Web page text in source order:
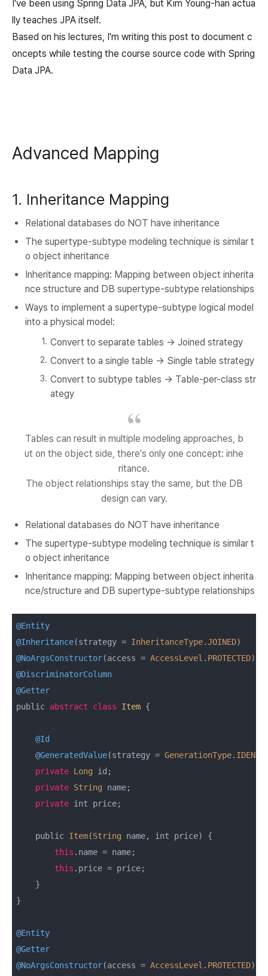
I've been using Spring Data JPA, but Kim Young-han actua
lly teaches JPA itself.
Based on his lectures, I'm writing this post to document c
oncepts while testing the course source code with Spring
Data JPA.
Advanced Mapping
1. Inheritance Mapping
Relational databases do NOT have inheritance
The supertype-subtype modeling technique is similar t
o object inheritance
Inheritance mapping: Mapping between object inherita
nce structure and DB supertype-subtype relationships
Ways to implement a supertype-subtype logical model
into a physical model:
Convert to separate tables -> Joined strategy
Convert to a single table -> Single table strategy
Convert to subtype tables -> Table-per-class str
ategy
Tables can result in multiple modeling approaches, b
ut on the object side, there's only one concept: inhe
ritance.
The object relationships stay the same, but the DB
design can vary.
Relational databases do NOT have inheritance
The supertype-subtype modeling technique is similar t
o object inheritance
Inheritance mapping: Mapping between object inherita
nce/structure and DB supertype-subtype relationships
@Entity
@Inheritance(strategy = InheritanceType.JOINED
@NoArgsConstructor(access = AccessLevel . PROTECTED
@DiscriminatorColumn
@Getter
public abstract class Item {
@Id
@GeneratedValue(strategy = GenerationType.
private Long id;
private String name;
private int price;
    public
Item(String name, int price) {
this .name = name;
this .price = price;
    }
}
@Entity
@Getter
@NoArgsConstructor(access = AccessLevel . PROTECTED